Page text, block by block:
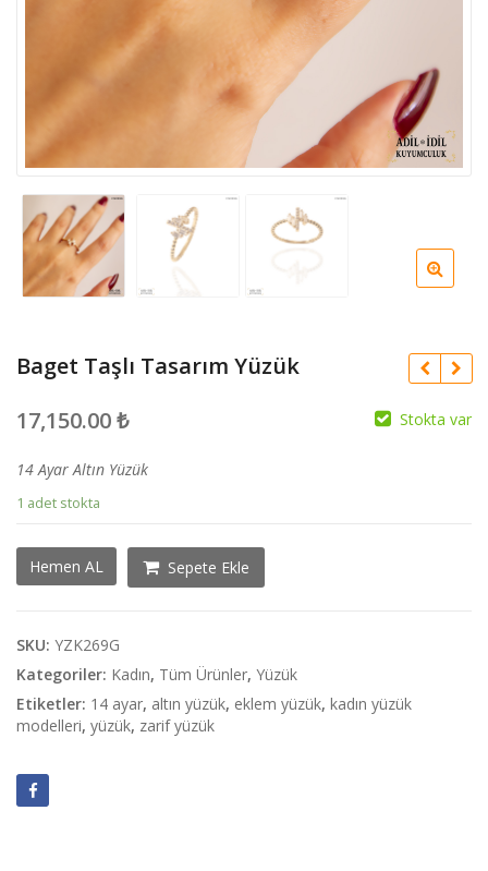
Baget Taşlı Tasarım Yüzük
17,150.00₺ Stokta var
14 Ayar Altın Yüzük
1 adet stokta
Hemen AL
Baget
Taşlı
Sepete Ekle
SKU: YZK269G
Kategoriler: Kadın, Tüm Ürünler, Yüzük
Etiketler: 14 ayar, altın yüzük, eklem yüzük, kadın yüzük
modelleri, yüzük, zarif yüzük